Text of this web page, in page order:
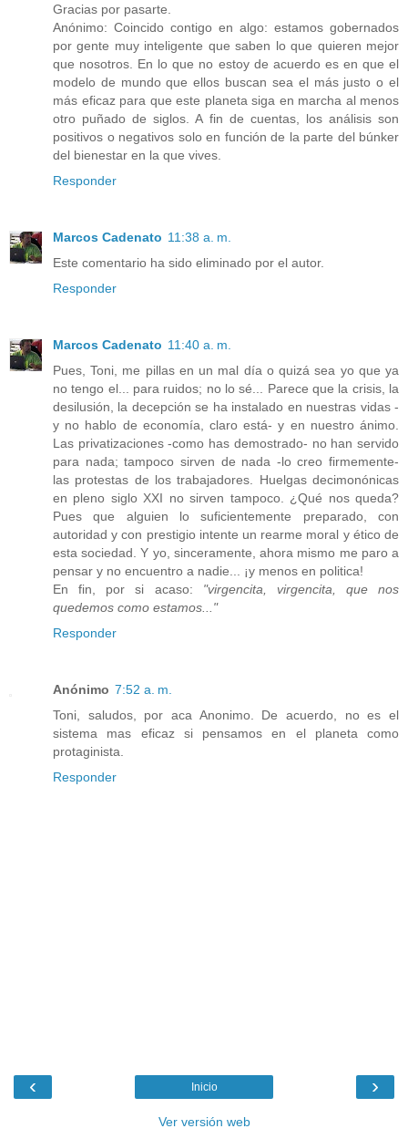
Gracias por pasarte.
Anónimo: Coincido contigo en algo: estamos gobernados
por gente muy inteligente que saben lo que quieren mejor
que nosotros. En lo que no estoy de acuerdo es en que el
modelo de mundo que ellos buscan sea el más justo o el
más eficaz para que este planeta siga en marcha al menos
otro puñado de siglos. A fin de cuentas, los análisis son
positivos o negativos solo en función de la parte del búnker
del bienestar en la que vives.
Responder
Marcos Cadenato 11:38 a. m.
Este comentario ha sido eliminado por el autor.
Responder
Marcos Cadenato 11:40 a. m.
Pues, Toni, me pillas en un mal día o quizá sea yo que ya
no tengo el... para ruidos; no lo sé... Parece que la crisis, la
desilusión, la decepción se ha instalado en nuestras vidas -
y no hablo de economía, claro está- y en nuestro ánimo.
Las privatizaciones -como has demostrado- no han servido
para nada; tampoco sirven de nada -lo creo firmemente-
las protestas de los trabajadores. Huelgas decimonónicas
en pleno siglo XXI no sirven tampoco. ¿Qué nos queda?
Pues que alguien lo suficientemente preparado, con
autoridad y con prestigio intente un rearme moral y ético de
esta sociedad. Y yo, sinceramente, ahora mismo me paro a
pensar y no encuentro a nadie... ¡y menos en politica!
En fin, por si acaso: "virgencita, virgencita, que nos
quedemos como estamos..."
Responder
Anónimo 7:52 a. m.
Toni, saludos, por aca Anonimo. De acuerdo, no es el
sistema mas eficaz si pensamos en el planeta como
protaginista.
Responder
‹ ›
Inicio
Ver versión web